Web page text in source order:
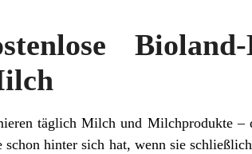
täglich Milch und Milchprodukte
schon hinter sich hat, wenn sie